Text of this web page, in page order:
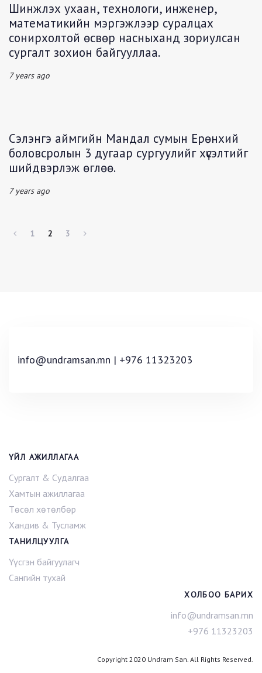
Шинжлэх ухаан, технологи, инженер,
математикийн мэргэжлээр суралцах
сонирхолтой өсвөр насныханд зориулсан
сургалт зохион байгууллаа.
7 years ago
Сэлэнгэ аймгийн Мандал сумын Ерөнхий
боловсролын 3 дугаар сургуулийг хүсэлтийг
шийдвэрлэж өглөө.
7 years ago
1 2 3
info@undramsan.mn | +976 11323203
ҮЙЛ АЖИЛЛАГАА
Сургалт & Судалгаа
Хамтын ажиллагаа
Төсөл хөтөлбөр
Хандив & Тусламж
ТАНИЛЦУУЛГА
Үүсгэн байгуулагч
Сангийн тухай
ХОЛБОО БАРИХ
info@undramsan.mn
+976 11323203
Copyright 2020 Undram San. All Rights Reserved.